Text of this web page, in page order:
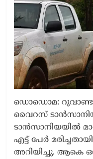
ഡൊഡൊമ:
വൈറസ്
ടാൻസാനിയയിൽ
എട്ട് പേർ
അറിയിച്ചു. ആകെ